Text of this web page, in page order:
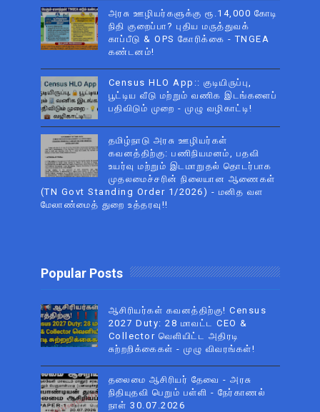
அரசு ஊழியர்களுக்கு ரூ.14,000 கோடி
நிதி குறைப்பா? புதிய மருத்துவக்
காப்பீடு & OPS கோரிக்கை - TNGEA
கண்டனம்!
Census HLO App:: குடியிருப்பு,
பூட்டிய வீடு மற்றும் வணிக இடங்களைப்
பதிவிடும் முறை - முழு வழிகாட்டி!
தமிழ்நாடு அரசு ஊழியர்கள்
கவனத்திற்கு: பணிநியமனம், பதவி
உயர்வு மற்றும் இடமாறுதல் தொடர்பாக
முதலமைச்சரின் நிலையான ஆணைகள்
(TN Govt Standing Order 1/2026) - மனித வள
மேலாண்மைத் துறை உத்தரவு!!
Popular Posts
ஆசிரியர்கள் கவனத்திற்கு! Census
2027 Duty: 28 மாவட்ட CEO &
Collector வெளியிட்ட அதிரடி
சுற்றறிக்கைகள் - முழு விவரங்கள்!
தலைமை ஆசிரியர் தேவை - அரசு
நிதியுதவி பெறும் பள்ளி - நேர்காணல்
நாள் 30.07.2026